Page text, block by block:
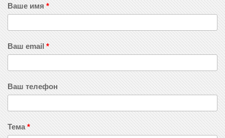
Ваше имя *
Ваш email *
Ваш телефон
Тема*